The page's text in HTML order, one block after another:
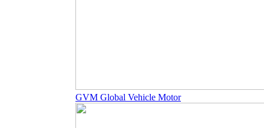
GVM Global Vehicle Motor